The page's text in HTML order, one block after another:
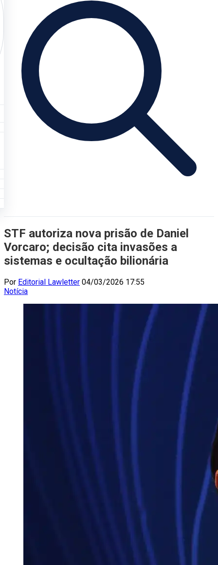
STF autoriza nova prisão de Daniel
Vorcaro; decisão cita invasões a
sistemas e ocultação bilionária
Por Editorial Lawletter 04/03/2026 17:55
Notícia